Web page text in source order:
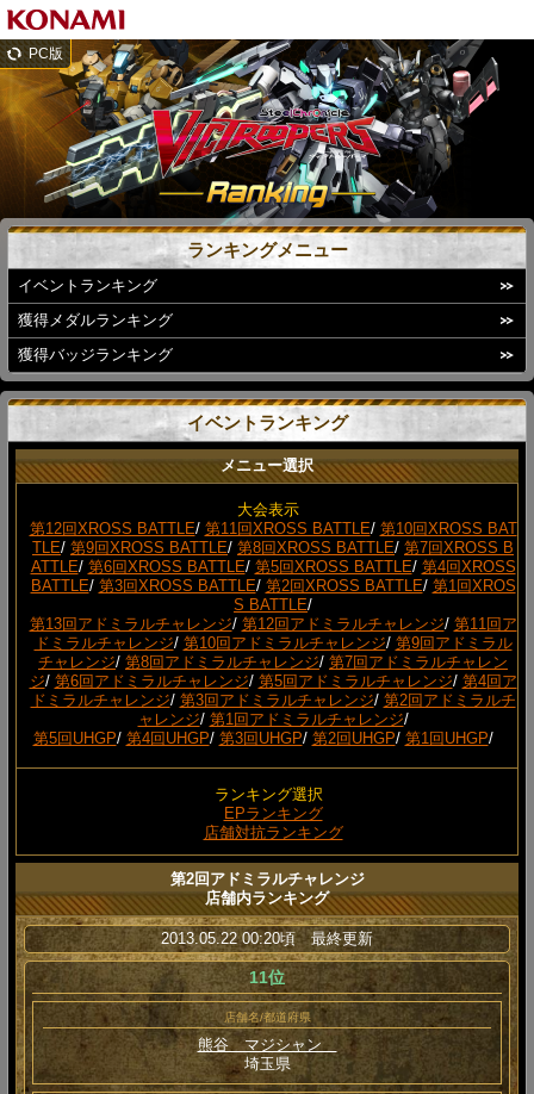
PC版
ランキングメニュー
イベントランキング
獲得メダルランキング
獲得バッジランキング
イベントランキング
メニュー選択
大会表示
第12回XROSS BATTLE/ 第11回XROSS BATTLE/ 第10回XROSS BAT
TLE/ 第9回XROSS BATTLE/ 第8回XROSS BATTLE/ 第7回XROSS B
ATTLE/ 第6回XROSS BATTLE/ 第5回XROSS BATTLE/ 第4回XROSS
BATTLE/ 第3回XROSS BATTLE/ 第2回XROSS BATTLE/ 第1回XROS
S BATTLE/
第13回アドミラルチャレンジ/ 第12回アドミラルチャレンジ/ 第11回ア
ドミラルチャレンジ/ 第10回アドミラルチャレンジ/ 第9回アドミラル
チャレンジ/ 第8回アドミラルチャレンジ/ 第7回アドミラルチャレン
ジ/ 第6回アドミラルチャレンジ/ 第5回アドミラルチャレンジ/ 第4回ア
ドミラルチャレンジ/ 第3回アドミラルチャレンジ/ 第2回アドミラルチ
ャレンジ/ 第1回アドミラルチャレンジ/
第5回UHGP/ 第4回UHGP/ 第3回UHGP/ 第2回UHGP/ 第1回UHGP/
ランキング選択
EPランキング
店舗対抗ランキング
第2回アドミラルチャレンジ
店舗内ランキング
2013.05.22 00:20頃 最終更新
11位
店舗名/都道府県
熊谷 マジシャン
埼玉県